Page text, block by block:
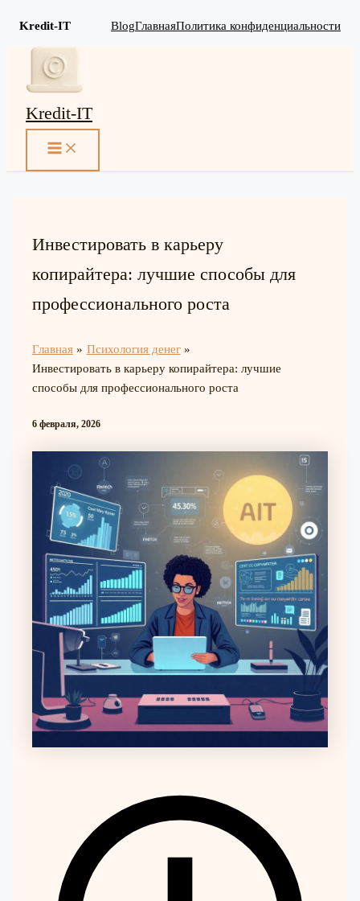
Kredit-IT BlogГлавнаяПолитика конфиденциальности
Перейти
содержимому
Kredit-IT
MAIN
Инвестировать в карьеру
копирайтера: лучшие способы для
профессионального роста
Главная
Психология денег
Инвестировать в карьеру копирайтера: лучшие
способы для профессионального роста
6 февраля, 2026